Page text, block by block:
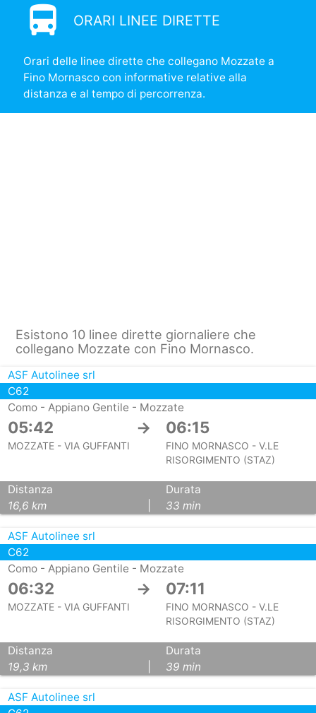
directions_bus ORARI LINEE DIRETTE
Orari delle linee dirette che collegano Mozzate a
Fino Mornasco con informative relative alla
distanza e al tempo di percorrenza.
Esistono 10 linee dirette giornaliere che
collegano Mozzate con Fino Mornasco.
ASF Autolinee srl
C62
Como - Appiano Gentile - Mozzate
05:42 → 06:15
MOZZATE - VIA GUFFANTI
FINO MORNASCO - V.LE
RISORGIMENTO (STAZ)
Distanza
16,6 km
Durata
33 min
ASF Autolinee srl
C62
Como - Appiano Gentile - Mozzate
06:32 → 07:11
MOZZATE - VIA GUFFANTI
FINO MORNASCO - V.LE
RISORGIMENTO (STAZ)
Distanza
19,3 km
Durata
39 min
ASF Autolinee srl